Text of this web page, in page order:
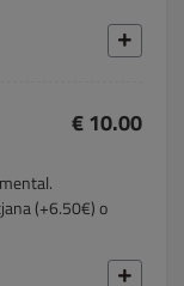
€ 10.00
(+6.50€) o